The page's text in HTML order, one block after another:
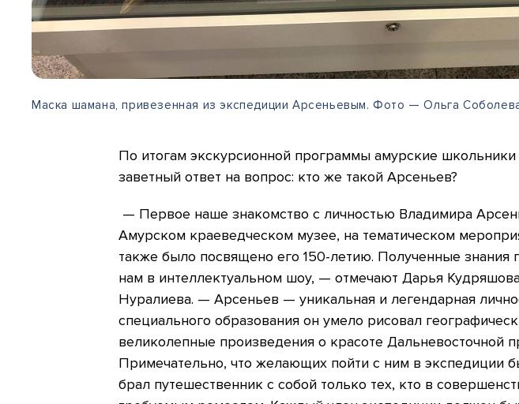
Маска шамана, привезенная из экспедиции Арсеньевым. Фото — Ольга
По итогам экскурсионной программы амурские школьники
заветный ответ на вопрос: кто же такой Арсеньев?
— Первое наше знакомство с личностью Владимира
Амурском краеведческом музее, на тематическом
также было посвящено его 150-летию. Полученные знания
нам в интеллектуальном шоу, — отмечают Дарья
Нуралиева. — Арсеньев — уникальная и легендарная
специального образования он умело рисовал
великолепные произведения о красоте Дальневосточной
Примечательно, что желающих пойти с ним в экспедиции
брал путешественник с собой только тех, кто в